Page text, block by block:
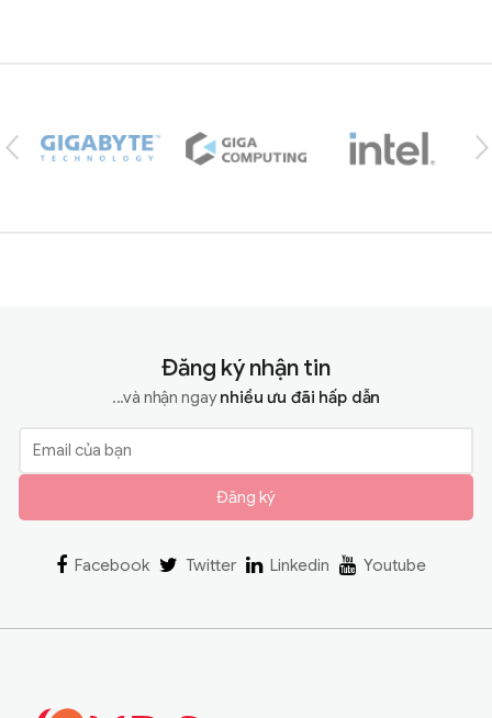
Đăng ký nhận tin
...và nhận ngaynhiều ưu đãi hấp dẫn
Đăng ký
Facebook Twitter Linkedin Youtube